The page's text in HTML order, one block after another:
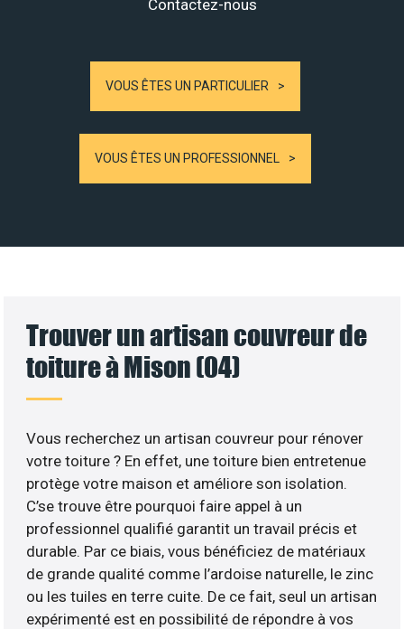
Contactez-nous
VOUS ÊTES UN PARTICULIER
VOUS ÊTES UN PROFESSIONNEL
Trouver un artisan couvreur de
toiture à Mison (04)
Vous recherchez un artisan couvreur pour rénover
votre toiture ? En effet, une toiture bien entretenue
protège votre maison et améliore son isolation.
C’se trouve être pourquoi faire appel à un
professionnel qualifié garantit un travail précis et
durable. Par ce biais, vous bénéficiez de matériaux
de grande qualité comme l’ardoise naturelle, le zinc
ou les tuiles en terre cuite. De ce fait, seul un artisan
expérimenté est en possibilité de répondre à vos